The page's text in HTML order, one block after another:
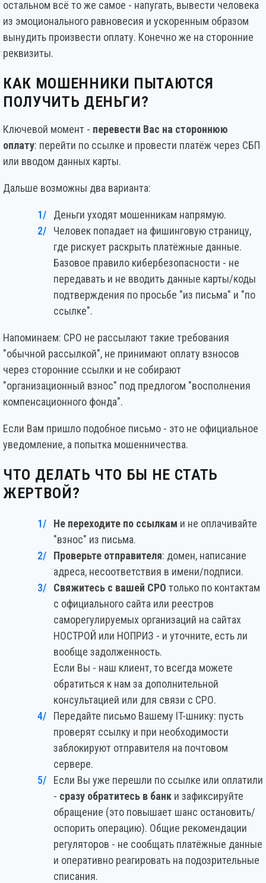
остальном всё то же самое - напугать, вывести человека
из эмоционального равновесия и ускоренным образом
вынудить произвести оплату. Конечно же на сторонние
реквизиты.
КАК МОШЕННИКИ ПЫТАЮТСЯ
ПОЛУЧИТЬ ДЕНЬГИ?
Ключевой момент - перевести Вас на стороннюю
оплату: перейти по ссылке и провести платёж через СБП
или вводом данных карты.
Дальше возможны два варианта:
Деньги уходят мошенникам напрямую.
Человек попадает на фишинговую страницу,
где рискует раскрыть платёжные данные.
Базовое правило кибербезопасности - не
передавать и не вводить данные карты/коды
подтверждения по просьбе "из письма" и "по
ссылке".
Напоминаем: СРО не рассылают такие требования
"обычной рассылкой", не принимают оплату взносов
через сторонние ссылки и не собирают
"организационный взнос" под предлогом "восполнения
компенсационного фонда".
Если Вам пришло подобное письмо - это не официальное
уведомление, а попытка мошенничества.
ЧТО ДЕЛАТЬ ЧТО БЫ НЕ СТАТЬ
ЖЕРТВОЙ?
Не переходите по ссылкам и не оплачивайте
"взнос" из письма.
Проверьте отправителя: домен, написание
адреса, несоответствия в имени/подписи.
Свяжитесь с вашей СРО только по контактам
с официального сайта или реестров
саморегулируемых организаций на сайтах
НОСТРОЙ или НОПРИЗ - и уточните, есть ли
вообще задолженность.
Если Вы - наш клиент, то всегда можете
обратиться к нам за дополнительной
консультацией или для связи с СРО.
Передайте письмо Вашему IT-шнику: пусть
проверят ссылку и при необходимости
заблокируют отправителя на почтовом
сервере.
Если Вы уже перешли по ссылке или оплатили
- сразу обратитесь в банк и зафиксируйте
обращение (это повышает шанс остановить/
оспорить операцию). Общие рекомендации
регуляторов - не сообщать платёжные данные
и оперативно реагировать на подозрительные
списания.